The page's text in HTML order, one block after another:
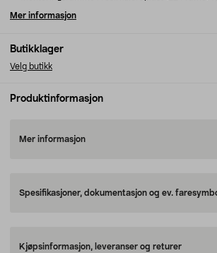
Butikklager
Velg butikk
Mer informasjon
Produktinformasjon
Mer informasjon
Spesifikasjoner, dokumentasjon og ev.
Kjøpsinformasjon, leveranser og returer